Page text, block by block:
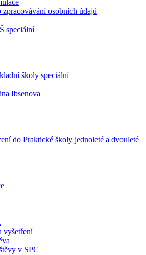
zpracovávání osobních údajů
speciální
školy speciální
Ibsenova
do Praktické školy jednoleté a dvouleté
vyšetření
v SPC